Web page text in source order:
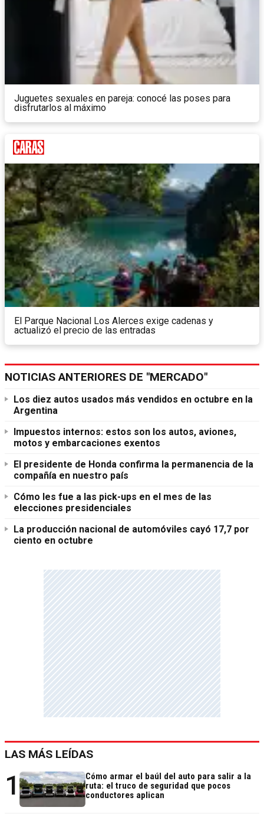
Juguetes sexuales en pareja: conocé las poses para
disfrutarlos al máximo
El Parque Nacional Los Alerces exige cadenas y
actualizó el precio de las entradas
NOTICIAS ANTERIORES DE "MERCADO"
Los diez autos usados más vendidos en octubre en la
Argentina
Impuestos internos: estos son los autos, aviones,
motos y embarcaciones exentos
El presidente de Honda confirma la permanencia de la
compañía en nuestro país
Cómo les fue a las pick-ups en el mes de las
elecciones presidenciales
La producción nacional de automóviles cayó 17,7 por
ciento en octubre
LAS MÁS LEÍDAS
1
Cómo armar el baúl del auto para salir a la
ruta: el truco de seguridad que pocos
conductores aplican